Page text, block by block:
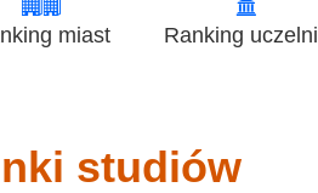
miast Ranking uczelni
studiów